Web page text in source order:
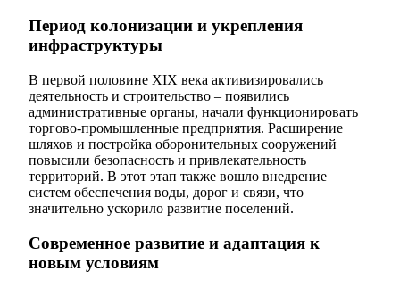
Период колонизации и укрепления
инфраструктуры
В первой половине XIX века активизировались
деятельность и строительство – появились
административные органы, начали функционировать
торгово-промышленные предприятия. Расширение
шляхов и постройка оборонительных сооружений
повысили безопасность и привлекательность
территорий. В этот этап также вошло внедрение
систем обеспечения воды, дорог и связи, что
значительно ускорило развитие поселений.
Современное развитие и адаптация к
новым условиям